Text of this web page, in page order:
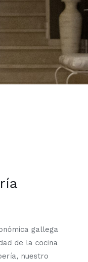
gallega
de la cocina
nuestro